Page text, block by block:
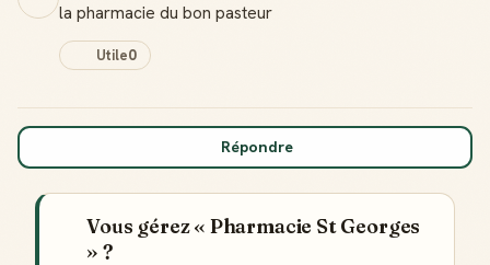
la pharmacie du bon pasteur
Utile0
Répondre
Vous gérez « Pharmacie St Georges
» ?